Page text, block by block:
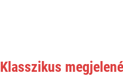
Klasszikus